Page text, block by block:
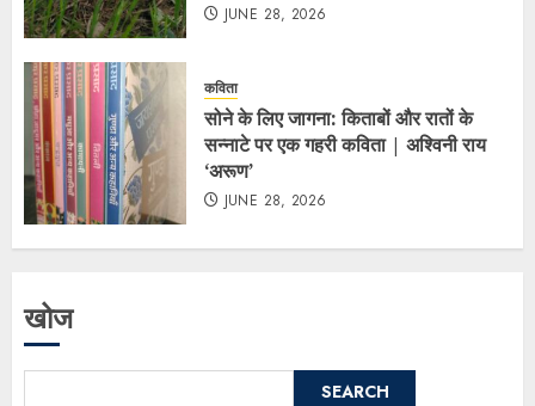
JUNE 28, 2026
कविता
सोने के लिए जागना: किताबों और रातों के
सन्नाटे पर एक गहरी कविता | अश्विनी राय
‘अरूण’
JUNE 28, 2026
खोज
SEARCH